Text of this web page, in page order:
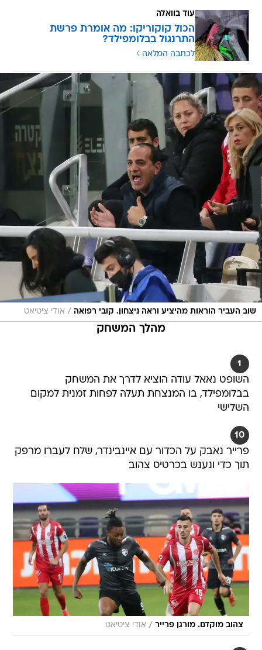
עוד בוואלה
הכול קוקוריקו: מה אומרת פרשת
התרנגול בבלומפילד?
לכתבה המלאה
שוב העביר הוראות מהיציע וראה ניצחון. קובי רפואה / אודי ציטיאט
מהלך המשחק
1
השופט נאאל עודה הוציא לדרך את המשחק
בבלומפילד, בו המנצחת תעלה לפחות זמנית למקום
השלישי
10
פרייר נאבק על הכדור עם איינבינדר, שלח לעברו מרפק
תוך כדי ונענש בכרטיס צהוב
צהוב מוקדם. מורגן פרייר / אודי ציטיאט